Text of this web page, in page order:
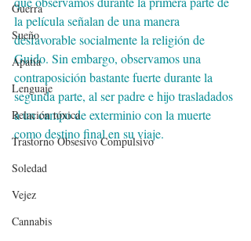
Guerra
Sueño
Apatía
Lenguaje
Relación tóxica
Trastorno Obsesivo Compulsivo
Soledad
Vejez
Cannabis
la película señalan de una manera
desfavorable socialmente la religión de
Guido. Sin embargo, observamos una
contraposición bastante fuerte durante la
segunda parte, al ser padre e hijo trasladados
a un campo de exterminio con la muerte
como destino final en su viaje.